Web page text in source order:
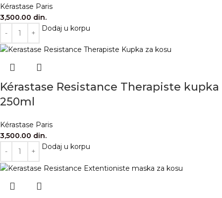
Kérastase Paris
3,500.00 din.
Dodaj u korpu
Kérastase Resistance Therapiste kupka
250ml
Kérastase Paris
3,500.00 din.
Dodaj u korpu